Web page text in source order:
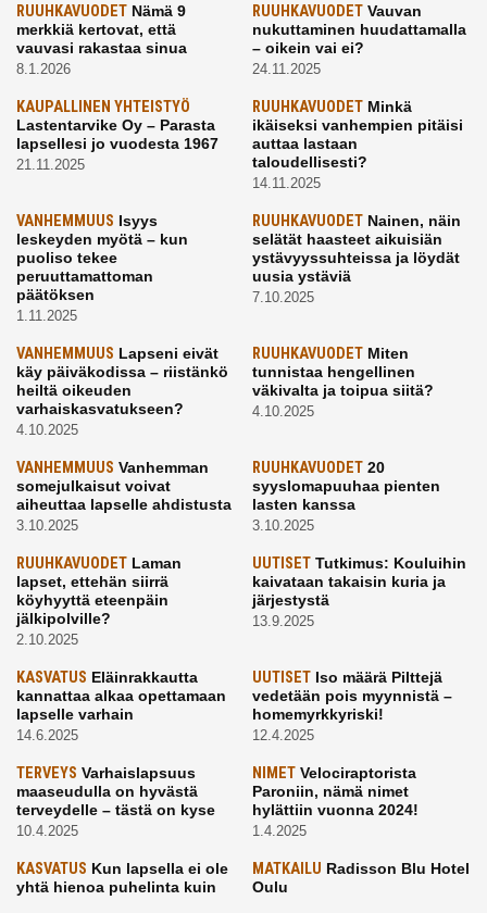
RUUHKAVUODET Nämä 9
merkkiä kertovat, että
vauvasi rakastaa sinua
8.1.2026
RUUHKAVUODETVauvan
nukuttaminen huudattamalla
– oikein vai ei?
24.11.2025
KAUPALLINEN YHTEISTYÖ
Lastentarvike Oy – Parasta
lapsellesi jo vuodesta 1967
21.11.2025
RUUHKAVUODETMinkä
ikäiseksi vanhempien pitäisi
auttaa lastaan
taloudellisesti?
14.11.2025
VANHEMMUUS Isyys
leskeyden myötä – kun
puoliso tekee
peruuttamattoman
päätöksen
1.11.2025
RUUHKAVUODETNainen, näin
selätät haasteet aikuisiän
ystävyyssuhteissa ja löydät
uusia ystäviä
7.10.2025
VANHEMMUUS Lapseni eivät
käy päiväkodissa – riistänkö
heiltä oikeuden
varhaiskasvatukseen?
4.10.2025
RUUHKAVUODETMiten
tunnistaa hengellinen
väkivalta ja toipua siitä?
4.10.2025
VANHEMMUUS Vanhemman
somejulkaisut voivat
aiheuttaa lapselle ahdistusta
3.10.2025
RUUHKAVUODET20
syyslomapuuhaa pienten
lasten kanssa
3.10.2025
RUUHKAVUODET Laman
lapset, ettehän siirrä
köyhyyttä eteenpäin
jälkipolville?
2.10.2025
UUTISETTutkimus: Kouluihin
kaivataan takaisin kuria ja
järjestystä
13.9.2025
KASVATUS Eläinrakkautta
kannattaa alkaa opettamaan
lapselle varhain
14.6.2025
UUTISETIso määrä Pilttejä
vedetään pois myynnistä –
homemyrkkyriski!
12.4.2025
TERVEYS Varhaislapsuus
maaseudulla on hyvästä
terveydelle – tästä on kyse
10.4.2025
NIMETVelociraptorista
Paroniin, nämä nimet
hylättiin vuonna 2024!
1.4.2025
KASVATUS Kun lapsella ei ole
yhtä hienoa puhelinta kuin
MATKAILU Radisson Blu Hotel
Oulu